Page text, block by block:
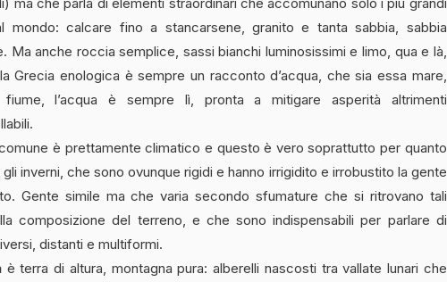
mondo: calcare fino a stancarsene, granito e tanta sabbia, sabbia
Ma anche roccia semplice, sassi bianchi luminosissimi e limo, qua e là,
Grecia enologica è sempre un racconto d’acqua, che sia essa mare,
l’acqua è sempre lì, pronta a mitigare asperità altrimenti
è prettamente climatico e questo è vero soprattutto per quanto
gli inverni, che sono ovunque rigidi e hanno irrigidito e irrobustito la gente
Gente simile ma che varia secondo sfumature che si ritrovano tali
composizione del terreno, e che sono indispensabili per parlare di
distanti e multiformi.
è terra di altura, montagna pura: alberelli nascosti tra vallate lunari che